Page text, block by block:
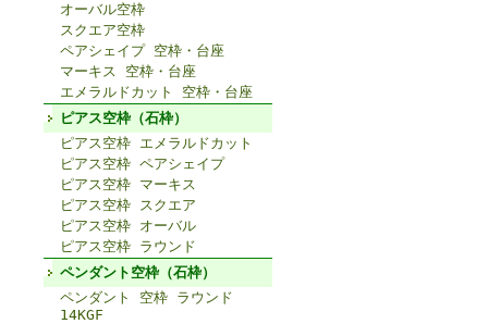
オーバル空枠
スクエア空枠
ペアシェイプ 空枠・台座
マーキス 空枠・台座
エメラルドカット 空枠・台座
ピアス空枠（石枠）
ピアス空枠 エメラルドカット
ピアス空枠 ペアシェイプ
ピアス空枠 マーキス
ピアス空枠 スクエア
ピアス空枠 オーバル
ピアス空枠 ラウンド
ペンダント空枠（石枠）
ペンダント 空枠 ラウンド
14KGF